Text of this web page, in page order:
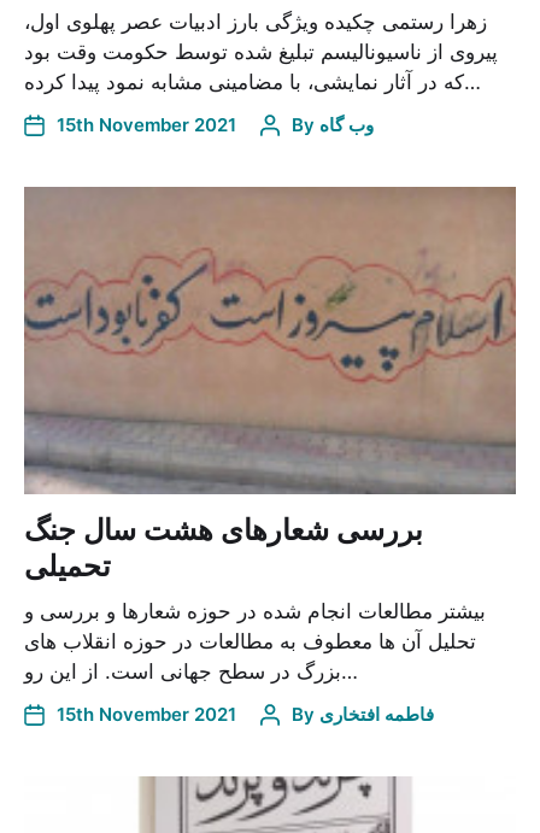
زهرا رستمی چکیده ویژگی بارز ادبیات عصر پهلوی اول،
پیروی از ناسیونالیسم تبلیغ شده توسط حکومت وقت بود
که در آثار نمایشی، با مضامینی مشابه نمود پیدا کرده…
15th November 2021 By وب گاه
بررسی شعارهای هشت سال جنگ
تحمیلی
بیشتر مطالعات انجام شده در حوزه شعارها و بررسی و
تحلیل آن ها معطوف به مطالعات در حوزه انقلاب های
بزرگ در سطح جهانی است. از این رو…
15th November 2021 By فاطمه افتخاری